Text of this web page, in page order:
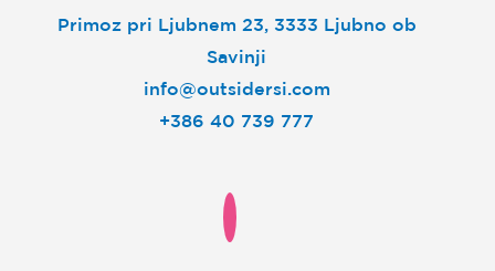
Primoz pri Ljubnem 23, 3333 Ljubno ob
Savinji
info@outsidersi.com
+386 40 739 777